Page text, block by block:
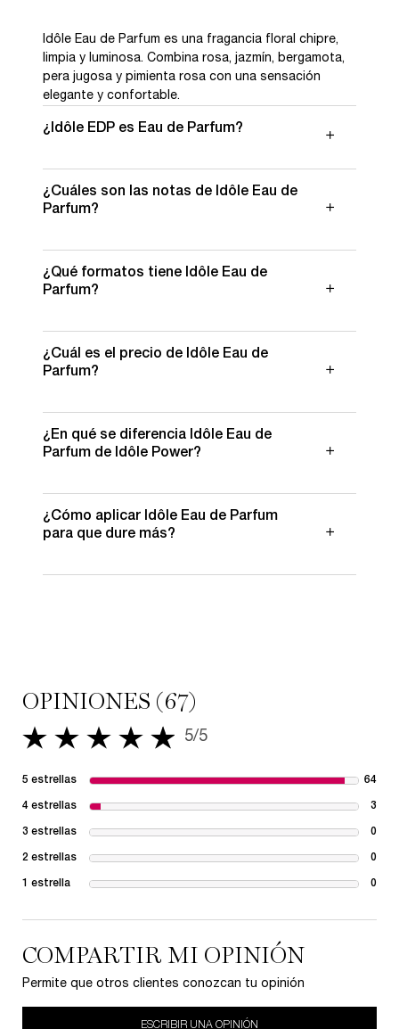
Idôle Eau de Parfum es una fragancia floral chipre,
limpia y luminosa. Combina rosa, jazmín, bergamota,
pera jugosa y pimienta rosa con una sensación
elegante y confortable.
¿Idôle EDP es Eau de Parfum?
una fragancia floral chipre de perfil limpio, moderno,
femenino y luminoso.
¿Cuáles son las notas de Idôle Eau de
Parfum?
incluyen rosa, jazmín, bergamota, pera jugosa y
pimienta rosa, sobre una estructura chipre elegante.
¿Qué formatos tiene Idôle Eau de
Parfum?
página, Idôle Eau de Parfum está disponible en 100
ml y en formato 100 ml refill (recargable).
¿Cuál es el precio de Idôle Eau de
Parfum?
de Parfum directamente en esta página. También se
muestran formatos, opciones de pago y
¿En qué se diferencia Idôle Eau de
Parfum de Idôle Power?
limpio y luminoso. Idôle Power, en cambio, se orienta
a una interpretación floral amaderada más intensa,
¿Cómo aplicar Idôle Eau de Parfum
para que dure más?
OPINIONES (67)
5 de 5 estrellas. 5/5
5 estrellas 64
4 estrellas 3
3 estrellas 0
2 estrellas 0
1 estrella 0
COMPARTIR MI OPINIÓN
Permite que otros clientes conozcan tu opinión
ESCRIBIR UNA OPINIÓN